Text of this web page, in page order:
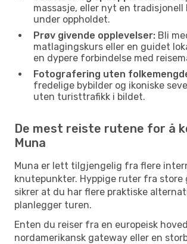
massasje, eller nyt en tradisjonell
under oppholdet.
Prøv givende opplevelser: Bli
matlagingskurs eller en guidet
en dypere forbindelse med
Fotografering uten
fredelige bybilder og ikoniske
uten turisttrafikk i bildet.
De mest reiste rutene for å
Muna
Muna er lett tilgjengelig fra flere
knutepunkter. Hyppige ruter fra store
sikrer at du har flere praktiske
planlegger turen.
Enten du reiser fra en europeisk
nordamerikansk gateway eller en